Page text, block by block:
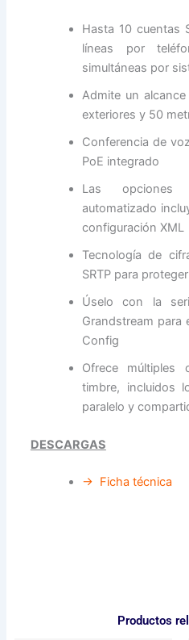
Hasta 10 cuentas
líneas por
simultáneas por
Admite un
exteriores y 50
Conferencia de
PoE integrado
Las opciones
automatizado
configuración XML
Tecnología de
SRTP para
Úselo con la
Grandstream para
Config
Ofrece múltiples
timbre, incluidos
paralelo y
DESCARGAS
→ Ficha técnica
Productos